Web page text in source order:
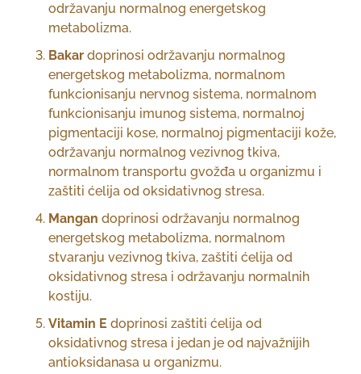
održavanju normalnog energetskog
metabolizma.
Bakar doprinosi održavanju normalnog
energetskog metabolizma, normalnom
funkcionisanju nervnog sistema, normalnom
funkcionisanju imunog sistema, normalnoj
pigmentaciji kose, normalnoj pigmentaciji kože,
održavanju normalnog vezivnog tkiva,
normalnom transportu gvožđa u organizmu i
zaštiti ćelija od oksidativnog stresa.
Mangan doprinosi održavanju normalnog
energetskog metabolizma, normalnom
stvaranju vezivnog tkiva, zaštiti ćelija od
oksidativnog stresa i održavanju normalnih
kostiju.
Vitamin E doprinosi zaštiti ćelija od
oksidativnog stresa i jedan je od najvažnijih
antioksidanasa u organizmu.